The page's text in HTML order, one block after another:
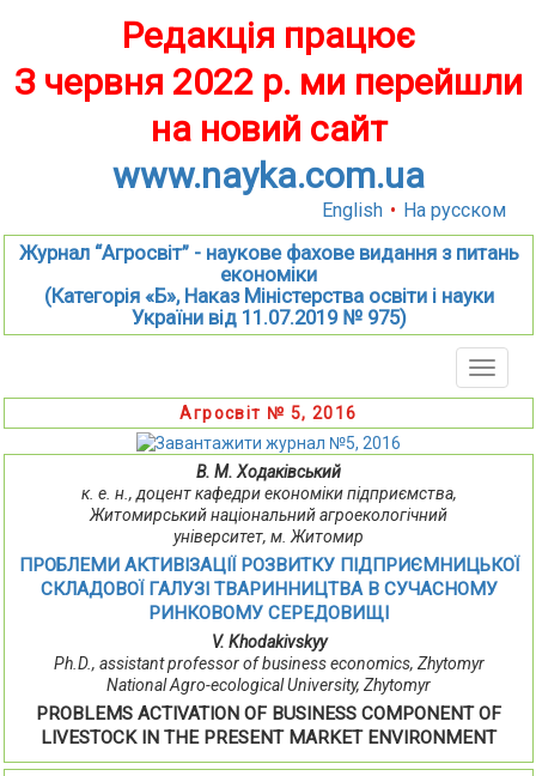
Редакція працює
З червня 2022 р. ми перейшли
на новий сайт
www.nayka.com.ua
English • На русском
Журнал “Агросвіт” - наукове фахове видання з питань
економіки
(Категорія «Б», Наказ Міністерства освіти і науки
України від 11.07.2019 № 975)
Toggle
Агросвіт № 5, 2016
В. М. Ходаківський
к. е. н., доцент кафедри економіки підприємства,
Житомирський національний агроекологічний
університет, м. Житомир
ПРОБЛЕМИ АКТИВІЗАЦІЇ РОЗВИТКУ ПІДПРИЄМНИЦЬКОЇ
СКЛАДОВОЇ ГАЛУЗІ ТВАРИННИЦТВА В СУЧАСНОМУ
РИНКОВОМУ СЕРЕДОВИЩІ
V. Khodakivskyy
Ph.D., assistant professor of business economics, Zhytomyr
National Agro-ecological University, Zhytomyr
PROBLEMS ACTIVATION OF BUSINESS COMPONENT OF
LIVESTOCK IN THE PRESENT MARKET ENVIRONMENT